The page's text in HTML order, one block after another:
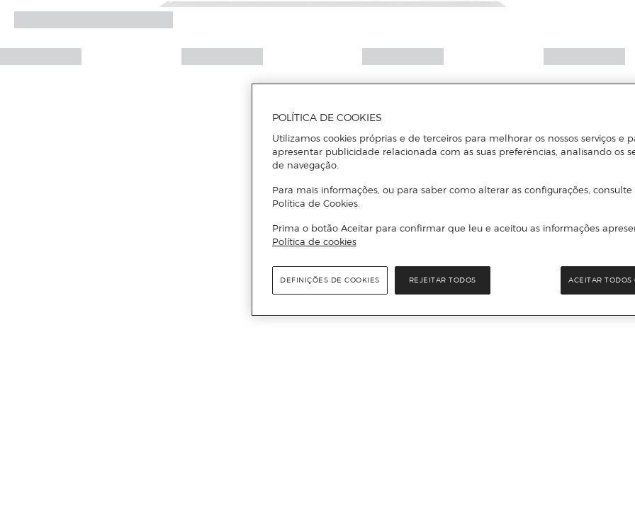
POLÍTICA DE COOKIES
Utilizamos cookies próprias e de terceiros para melhorar os nossos serviços e
apresentar publicidade relacionada com as suas preferências, analisando os
de navegação.
Para mais informações, ou para saber como alterar as configurações, consulte
Política de Cookies.
Prima o botão Aceitar para confirmar que leu e aceitou as informações
Política de cookies
REJEITAR TODOS ACEITAR TODOS
DEFINIÇÕES DE COOKIES